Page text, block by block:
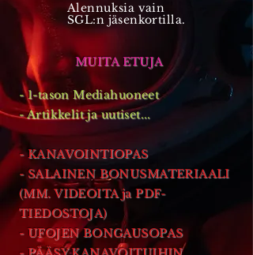
Alennuksia vain
SGL:n jäsenkortilla.
MUITA ETUJA
- 1-tason Mediahuoneet
- Artikkelit ja uutiset...
- KANAVOINTIOPAS
- SALAINEN BONUSMATERIAALI
(MM. VIDEOITA ja PDF-
TIEDOSTOJA)
- UFOJEN BONGAUSOPAS